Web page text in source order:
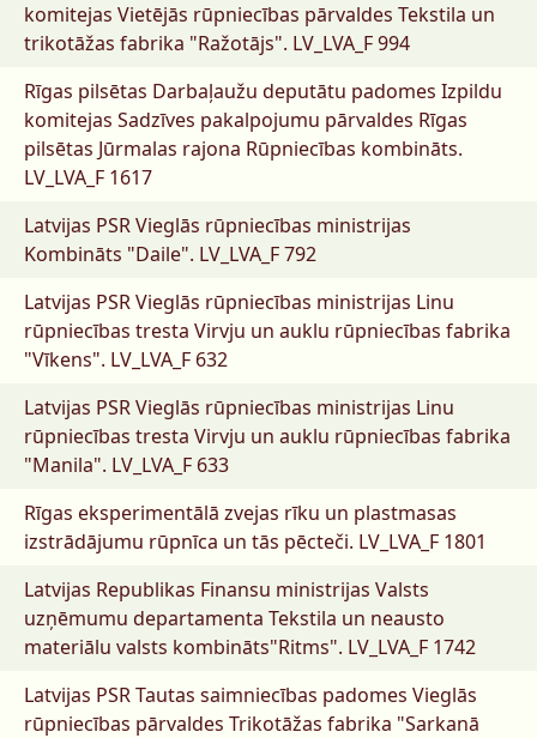
komitejas Vietējās rūpniecības pārvaldes Tekstila un
trikotāžas fabrika "Ražotājs". LV_LVA_F 994
Rīgas pilsētas Darbaļaužu deputātu padomes Izpildu
komitejas Sadzīves pakalpojumu pārvaldes Rīgas
pilsētas Jūrmalas rajona Rūpniecības kombināts.
LV_LVA_F 1617
Latvijas PSR Vieglās rūpniecības ministrijas
Kombināts "Daile". LV_LVA_F 792
Latvijas PSR Vieglās rūpniecības ministrijas Linu
rūpniecības tresta Virvju un auklu rūpniecības fabrika
"Vīkens". LV_LVA_F 632
Latvijas PSR Vieglās rūpniecības ministrijas Linu
rūpniecības tresta Virvju un auklu rūpniecības fabrika
"Manila". LV_LVA_F 633
Rīgas eksperimentālā zvejas rīku un plastmasas
izstrādājumu rūpnīca un tās pēcteči. LV_LVA_F 1801
Latvijas Republikas Finansu ministrijas Valsts
uzņēmumu departamenta Tekstila un neausto
materiālu valsts kombināts"Ritms". LV_LVA_F 1742
Latvijas PSR Tautas saimniecības padomes Vieglās
rūpniecības pārvaldes Trikotāžas fabrika "Sarkanā